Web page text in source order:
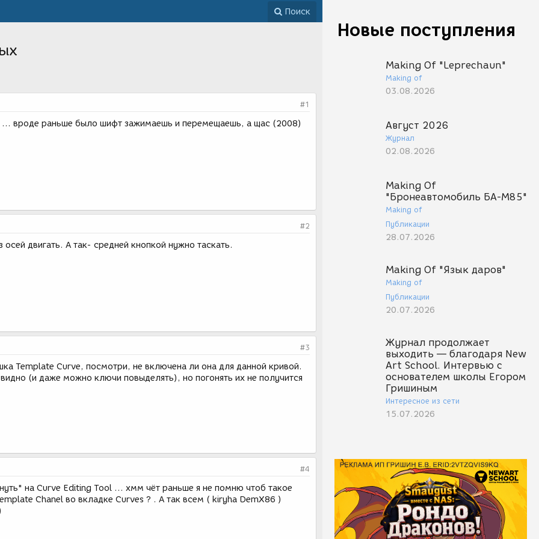
Новые поступления
Making Of "Leprechaun"
Making of
03.08.2026
Август 2026
Журнал
02.08.2026
Making Of
"Бронеавтомобиль БА-М85"
Making of
Публикации
28.07.2026
Making Of "Язык даров"
Making of
Публикации
20.07.2026
Журнал продолжает
выходить — благодаря New
Art School. Интервью с
основателем школы Егором
Гришиным
Интересное из сети
15.07.2026
Поиск
#1
... вроде раньше было шифт зажимаешь и перемещаешь, а щас (2008)
#2
двигать. А так- средней кнопкой нужно таскать.
#3
Template Curve, посмотри, не включена ли она для данной кривой.
(и даже можно ключи повыделять), но погонять их не получится
#4
на Curve Editing Tool ... хмм чёт раньше я не помню чтоб такое
Chanel во вкладке Curves ? . А так всем ( kiryha DemX86 )